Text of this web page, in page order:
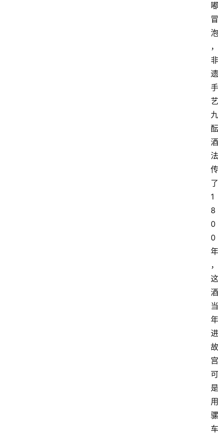
嘟
冒
泡
，
非
遗
手
艺
九
酝
酒
法
传
了
1
8
0
0
年
，
这
酒
当
年
进
故
宫
可
是
用
骡
车